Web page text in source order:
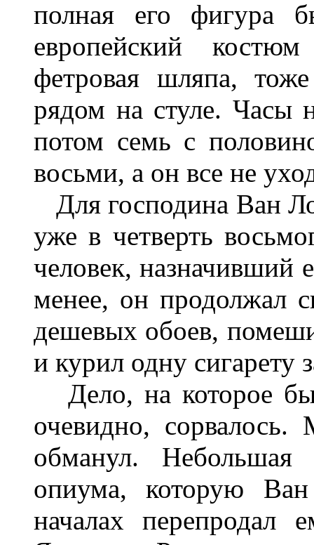
полная его фигура
европейский
фетровая шляпа,
рядом на стуле. Часы
потом семь с
восьми, а он все не
Для господина Ван
уже в четверть
человек, назначивший
менее, он продолжал
дешевых обоев,
и курил одну сигарету
Дело, на которое
очевидно,
обманул. Небольшая
опиума, которую
началах перепродал